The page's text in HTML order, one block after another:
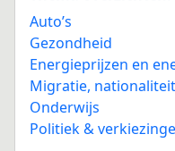
Auto’s
Gezondheid
Energieprijzen en
Migratie,
Onderwijs
Politiek &